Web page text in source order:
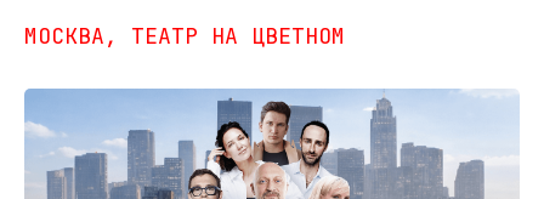
МОСКВА, ТЕАТР НА ЦВЕТНОМ